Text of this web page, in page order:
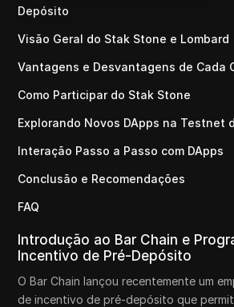
Depósito
Visão Geral do Stak Stone e Lombard
Vantagens e Desvantagens de Cada
Como Participar do Stak Stone
Explorando Novos DApps na Testnet
Interação Passo a Passo com DApps
Conclusão e Recomendações
FAQ
Introdução ao Bar Chain e
Incentivo de Pré-Depósito
O Bar Chain lançou recentemente um
de incentivo de pré-depósito que